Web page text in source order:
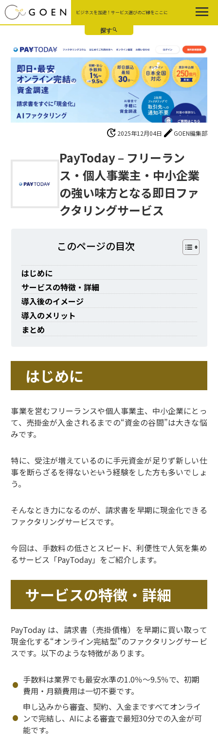
Skip
to
the
ビジネスを加速！サービス選びのご縁をここに
update 2025年12月04日 editGOEN編集部
PayToday – フリーラン
ス・個人事業主・中小企業
の強い味方となる即日ファ
クタリングサービス
このページの⽬次
はじめに
サービスの特徴・詳細
導入後のイメージ
導入のメリット
まとめ
はじめに
事業を営むフリーランスや個人事業主、中小企業にとっ
て、売掛金が入金されるまでの“資金の谷間”は大きな悩
みです。
特に、受注が増えているのに手元資金が足りず新しい仕
事を断らざるを得ない――という経験をした方も多いでしょ
う。
そんなとき力になるのが、請求書を早期に現金化できる
ファクタリングサービスです。
今回は、手数料の低さとスピード、利便性で人気を集め
るサービス「PayToday」をご紹介します。
サービスの特徴・詳細
PayToday は、請求書（売掛債権）を早期に買い取って
現金化する“オンライン完結型”のファクタリングサービ
スです。以下のような特徴があります。
手数料は業界でも最安水準の1.0％〜9.5％で、初期
費用・月額費用は一切不要です。
申し込みから審査、契約、入金まですべてオンライ
ンで完結し、AIによる審査で最短30分での入金が可
能です。